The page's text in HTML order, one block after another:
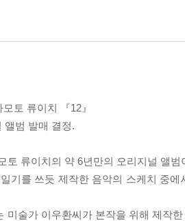
토 류이치 『12』
앨범 발매 결정.
토 류이치의 약 6년만의 오리지널 앨범
기를 쓰듯 제작한 음악의 스케치 중
미술가 이우환씨가 본작을 위해 제작